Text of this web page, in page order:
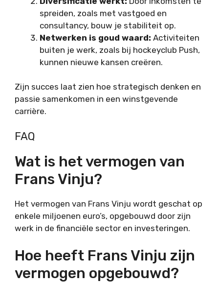
spreiden, zoals met vastgoed en
consultancy, bouw je stabiliteit op.
Netwerken is goud waard: Activiteiten
buiten je werk, zoals bij hockeyclub Push,
kunnen nieuwe kansen creëren.
Zijn succes laat zien hoe strategisch denken en
passie samenkomen in een winstgevende
carrière.
FAQ
Wat is het vermogen van
Frans Vinju?
Het vermogen van Frans Vinju wordt geschat op
enkele miljoenen euro’s, opgebouwd door zijn
werk in de financiële sector en investeringen.
Hoe heeft Frans Vinju zijn
vermogen opgebouwd?